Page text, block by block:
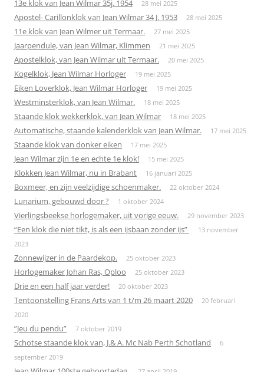
13e klok van Jean Wilmar 35j. 1954 28 mei 2025
Apostel- Carillonklok van Jean Wilmar 34 J. 1953 28 mei 2025
11e klok van Jean Wilmer uit Termaar. 27 mei 2025
Jaarpendule, van Jean Wilmar, Klimmen 21 mei 2025
Apostelklok, van Jean Wilmar uit Termaar. 20 mei 2025
Kogelklok, Jean Wilmar Horloger 19 mei 2025
Eiken Loverklok, Jean Wilmar Horloger 19 mei 2025
Westminsterklok, van Jean Wilmar. 18 mei 2025
Staande klok wekkerklok, van Jean Wilmar 18 mei 2025
Automatische, staande kalenderklok van Jean Wilmar. 17 mei 2025
Staande klok van donker eiken 17 mei 2025
Jean Wilmar zijn 1e en echte 1e klok! 15 mei 2025
Klokken Jean Wilmar, nu in Brabant 16 januari 2025
Boxmeer, en zijn veelzijdige schoenmaker. 22 oktober 2024
Lunarium, gebouwd door ? 1 oktober 2024
Vierlingsbeekse horlogemaker, uit vorige eeuw. 29 november 2023
“Een klok die niet tikt, is als een ijsbaan zonder ijs”
13 november
2023
Zonnewijzer in de Paardekop. 25 oktober 2023
Horlogemaker Johan Ras, Oploo 25 oktober 2023
Drie en een half jaar verder! 20 oktober 2023
Tentoonstelling Frans Arts van 1 t/m 26 maart 2020
20 februari
2020
”Jeu du pendu” 7 oktober 2019
Schotse staande klok van, J.& A. Mc Nab Perth Schotland
6
september 2019